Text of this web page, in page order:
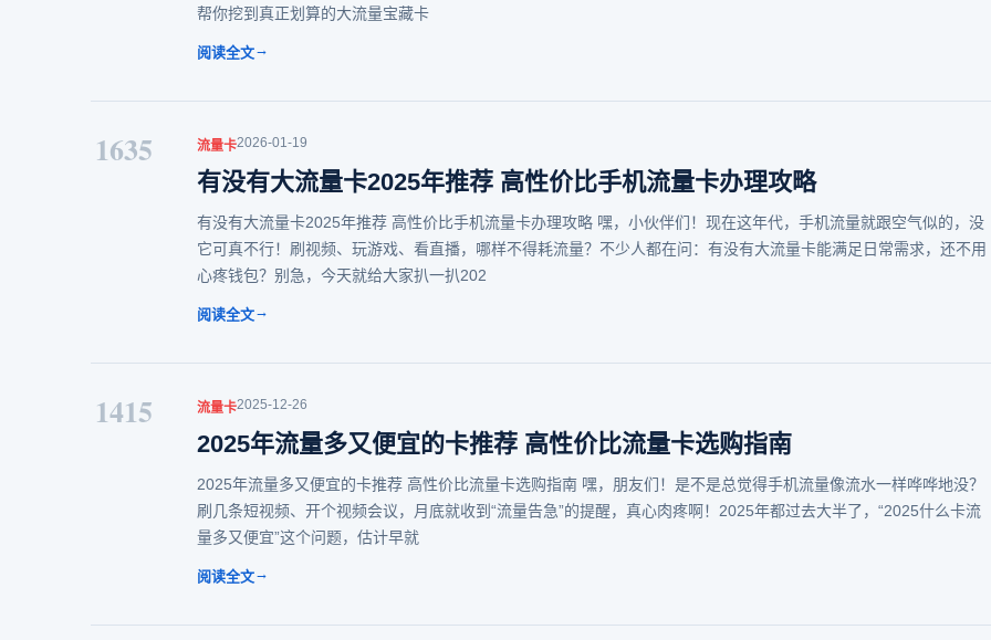
帮你挖到真正划算的大流量宝藏卡
阅读全文→
1635 流量卡2026-01-19
有没有大流量卡2025年推荐 高性价比手机流量卡办理攻略
有没有大流量卡2025年推荐 高性价比手机流量卡办理攻略 嘿，小伙伴们！现在这年代，手机流量就跟空气似的，没
它可真不行！刷视频、玩游戏、看直播，哪样不得耗流量？不少人都在问：有没有大流量卡能满足日常需求，还不用
心疼钱包？别急，今天就给大家扒一扒202
阅读全文→
1415 流量卡2025-12-26
2025年流量多又便宜的卡推荐 高性价比流量卡选购指南
2025年流量多又便宜的卡推荐 高性价比流量卡选购指南 嘿，朋友们！是不是总觉得手机流量像流水一样哗哗地没？
刷几条短视频、开个视频会议，月底就收到“流量告急”的提醒，真心肉疼啊！2025年都过去大半了，“2025什么卡流
量多又便宜”这个问题，估计早就
阅读全文→